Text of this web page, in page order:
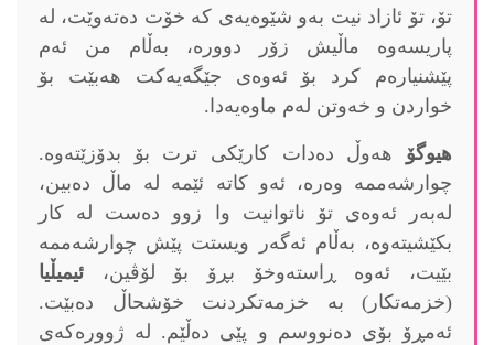
تۆ، تۆ ئازاد نیت بەو شێوەیەی کە خۆت دەتەوێت، لە
پاریسەوە ماڵیش زۆر دوورە، بەڵام من ئەم
پێشنیارەم کرد بۆ ئەوەی جێگەیەکت هەبێت بۆ
خواردن و خەوتن لەم ماوەیەدا.
هیوگۆ هەوڵ دەدات کارێکی ترت بۆ بدۆزێتەوە.
چوارشەممە وەرە، ئەو کاتە ئێمە لە ماڵ دەبین،
لەبەر ئەوەی تۆ ناتوانیت وا زوو دەست لە کار
بکێشیتەوە، بەڵام ئەگەر ویستت پێش چوارشەممە
بێیت، ئەوە ڕاستەوخۆ بڕۆ بۆ لۆڤین، ئیمیڵیا
(خزمەتکار) بە خزمەتکردنت خۆشحاڵ دەبێت.
ئەمڕۆ بۆی دەنووسم و پێی دەڵێم. لە ژوورەکەی